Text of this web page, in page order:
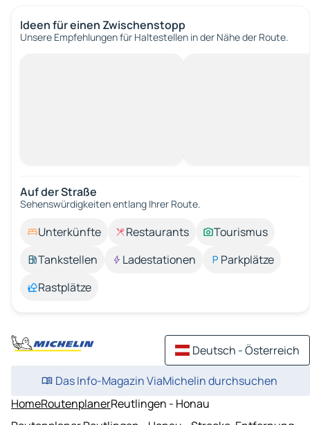
Ideen für einen Zwischenstopp
Unsere Empfehlungen für Haltestellen in der Nähe der Route.
Auf der Straße
Sehenswürdigkeiten entlang Ihrer Route.
Unterkünfte Restaurants
Tourismus
Tankstellen
Ladestationen
Parkplätze
Rastplätze
Deutsch - Österreich
Das Info-Magazin ViaMichelin durchsuchen
HomeRoutenplanerReutlingen - Honau